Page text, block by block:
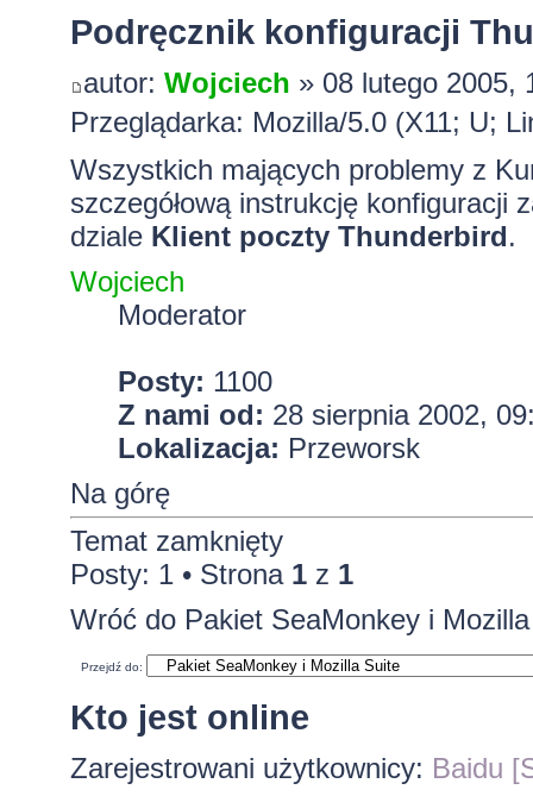
Podręcznik konfiguracji
autor: Wojciech » 08 lutego 2005,
Przeglądarka: Mozilla/5.0 (X11; U;
Wszystkich mających problemy z
szczegółową instrukcję konfiguracji
dziale Klient poczty Thunderbird.
Wojciech
Moderator
Posty: 1100
Z nami od: 28 sierpnia 2002,
Lokalizacja: Przeworsk
Na górę
Temat zamknięty
Posty: 1 • Strona 1z 1
Wróć do Pakiet SeaMonkey i
Przejdź do:
Kto jest online
Zarejestrowani użytkownicy: Baidu